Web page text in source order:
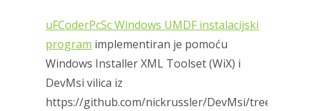
uFCoderPcSc Windows UMDF instalacijski
program implementiran je pomoću
Windows Installer XML Toolset (WiX) i
DevMsi vilica iz
https://github.com/nickrussler/DevMsi/tree/